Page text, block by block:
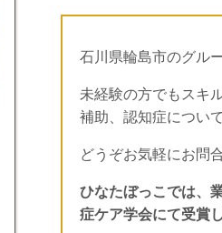
石川県輪島市のグル
未経験の方でもスキ
補助、認知症につい
どうぞお気軽にお問
ひなたぼっこでは、
症ケア学会にて受賞